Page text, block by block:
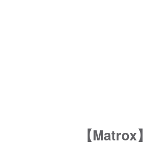
【